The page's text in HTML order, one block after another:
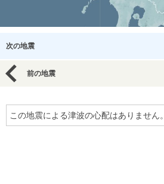
次の地震
前の地震
この地震による津波の心配はありません。